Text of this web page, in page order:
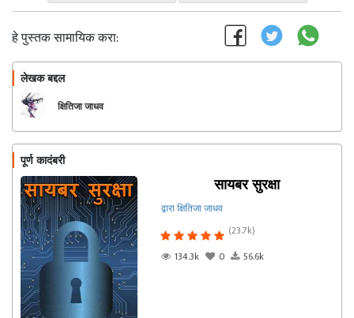
हे पुस्तक सामायिक करा:
लेखक बद्दल
क्षितिजा जाधव
पूर्ण कादंबरी
सायबर सुरक्षा
द्वारा क्षितिजा जाधव
(23.7k)
134.3k
0 56.6k